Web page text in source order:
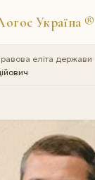
Україна ®
еліта держави›